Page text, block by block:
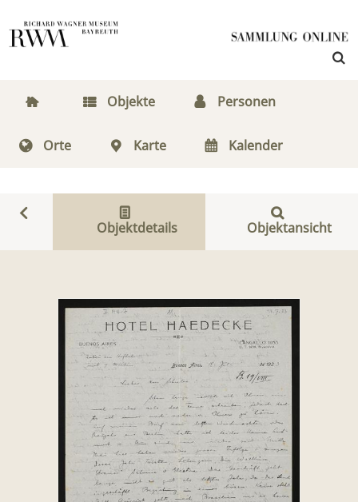
Objekte Personen
Orte Karte Kalender
Objektdetails Objektansicht